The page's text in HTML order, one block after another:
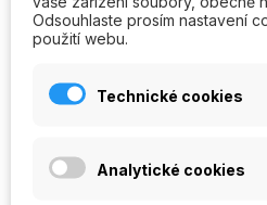
SADY NA PŘÍRODNÍ
Zatím zde nejsou žádné
hned jak je přidáme.
Odsouhlaste prosím nastavení
použití webu.
Technické cookies
Analytické cookies